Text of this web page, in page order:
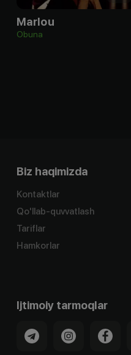
Marlou
Obuna
Biz haqimizda
Kontaktlar
Qo'llab-quvvatlash
Tariflar
Hamkorlar
Ijtimoiy tarmoqlar